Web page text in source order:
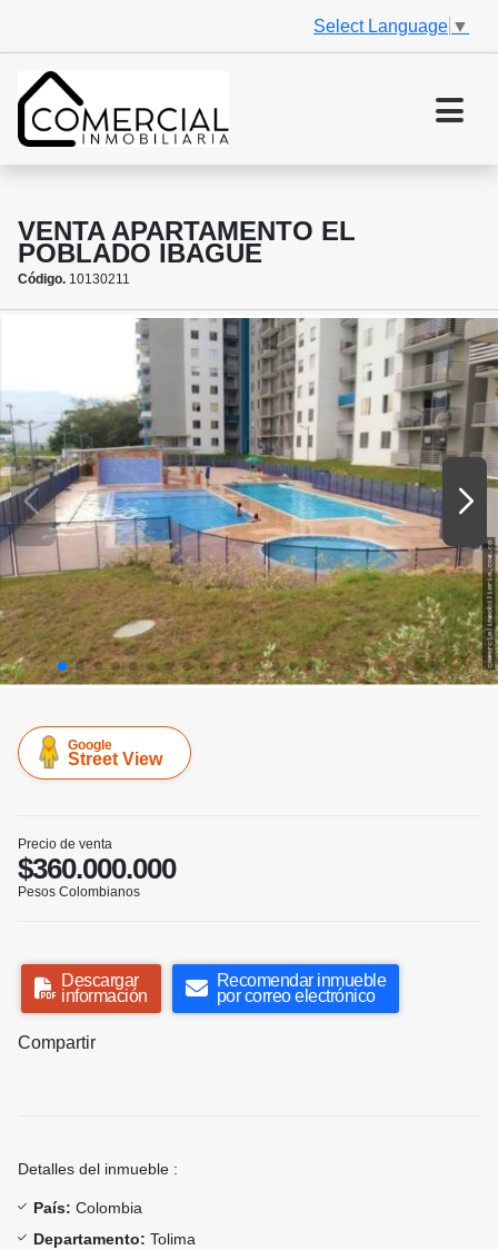
Select Language ▼
VENTA APARTAMENTO EL
POBLADO IBAGUE
Código. 10130211
Google
Street View
Precio de venta
$360.000.000
Pesos Colombianos
Descargar
información
Recomendar inmueble
por correo electrónico
Compartir
Detalles del inmueble :
País: Colombia
Departamento: Tolima